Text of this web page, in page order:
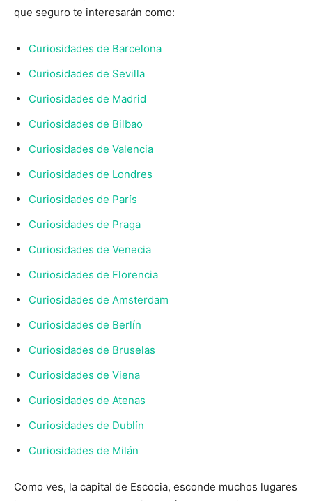
que seguro te interesarán como:
Curiosidades de Barcelona
Curiosidades de Sevilla
Curiosidades de Madrid
Curiosidades de Bilbao
Curiosidades de Valencia
Curiosidades de Londres
Curiosidades de París
Curiosidades de Praga
Curiosidades de Venecia
Curiosidades de Florencia
Curiosidades de Amsterdam
Curiosidades de Berlín
Curiosidades de Bruselas
Curiosidades de Viena
Curiosidades de Atenas
Curiosidades de Dublín
Curiosidades de Milán
Como ves, la capital de Escocia, esconde muchos lugares